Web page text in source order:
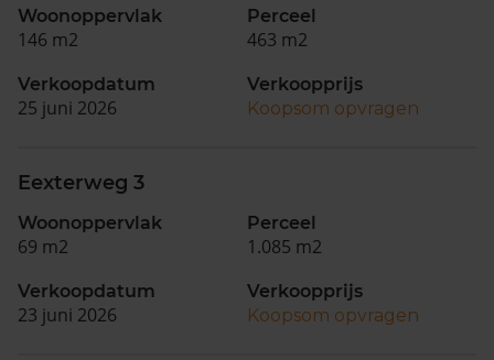
Woonoppervlak
146 m2
Perceel
463 m2
Verkoopdatum
25 juni 2026
Verkoopprijs
Koopsom opvragen
Eexterweg 3
Woonoppervlak
69 m2
Perceel
1.085 m2
Verkoopdatum
23 juni 2026
Verkoopprijs
Koopsom opvragen